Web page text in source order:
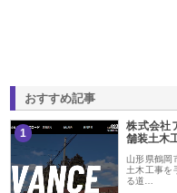
おすすめ記事
1
株式会社
舗装土木
山形県鶴岡
土木工事を
る道…